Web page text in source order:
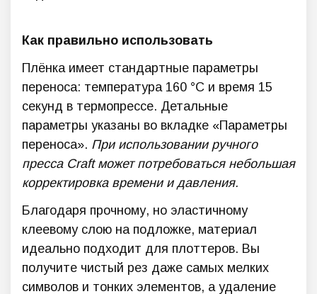
Как правильно использовать
Плёнка имеет стандартные параметры
переноса: температура 160 °C и время 15
секунд в термопрессе. Детальные
параметры указаны во вкладке «Параметры
переноса». При использовании ручного
пресса Craft может потребоваться небольшая
корректировка времени и давления.
Благодаря прочному, но эластичному
клеевому слою на подложке, материал
идеально подходит для плоттеров. Вы
получите чистый рез даже самых мелких
символов и тонких элементов, а удаление